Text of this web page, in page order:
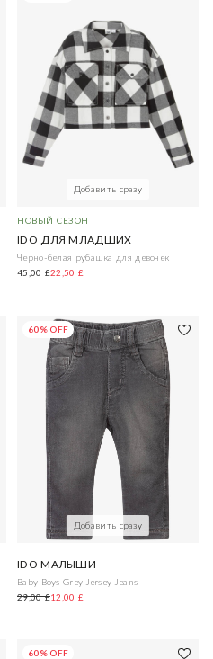
Добавить сразу
НОВЫЙ СЕЗОН
IDO ДЛЯ МЛАДШИХ
Черно-белая рубашка для девочек
45,00 £22,50 £
60% OFF
Добавить сразу
IDO МАЛЫШИ
Baby Boys Grey Jersey Jeans
29,00 £12,00 £
60% OFF